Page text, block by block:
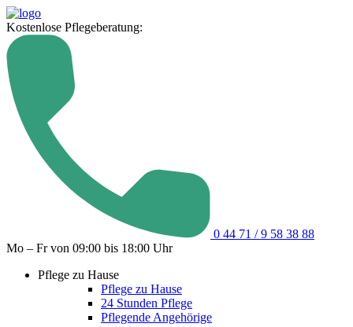
Kostenlose Pflegeberatung:
0 44 71 / 9 58 38 88
Mo – Fr von 09:00 bis 18:00 Uhr
Pflege zu Hause
Pflege zu Hause
24 Stunden Pflege
Pflegende Angehörige